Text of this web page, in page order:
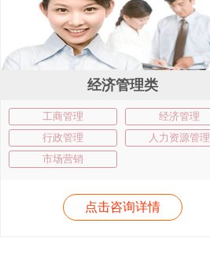
经济管理类
工商管理
经济管理
行政管理
人力资源管理
市场营销
点击咨询详情